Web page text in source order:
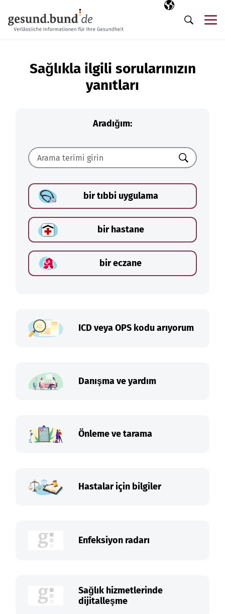
Seçili dil
TR
Arama
Sağlıkla ilgili sorularınızın
yanıtları
Aradığım:
Ara
bir tıbbi uygulama
bir hastane
bir eczane
ICD veya OPS kodu arıyorum
Danışma ve yardım
Önleme ve tarama
Hastalar için bilgiler
Enfeksiyon radarı
Sağlık hizmetlerinde
dijitalleşme